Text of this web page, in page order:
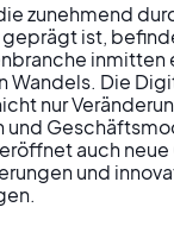
Wandel
zunehmend
ist,
inmitten
Die
nur
und
auch
und